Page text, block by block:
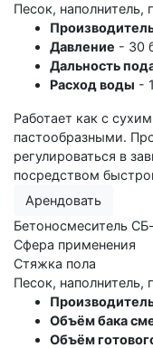
Песок, наполнитель,
Давление - 30
Дальность
Расход воды -
Работает как с
пастообразными.
регулироваться в
посредством
Арендовать
Бетоносмеситель
Сфера применения
Стяжка пола
Песок, наполнитель,
Объём бака
Объём